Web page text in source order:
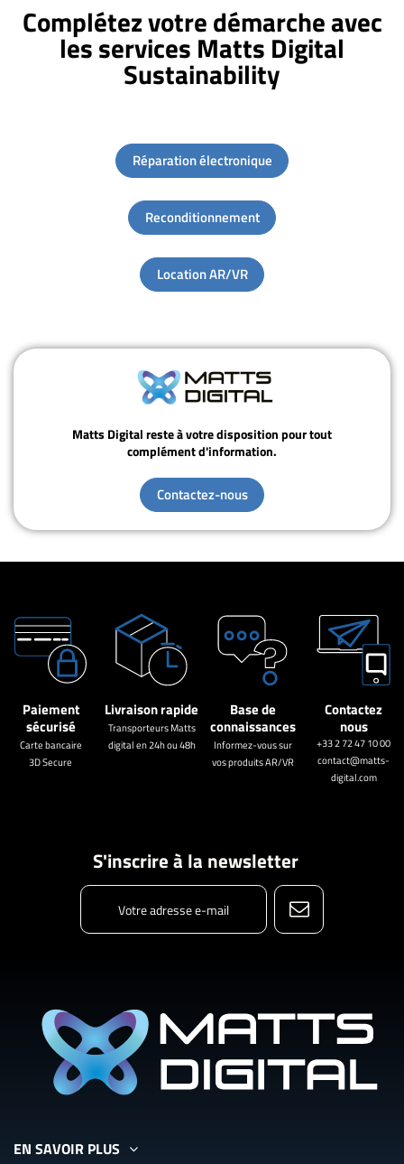
Complétez votre démarche avec
les services Matts Digital
Sustainability
Réparation électronique
Reconditionnement
Location AR/VR
Matts Digital reste à votre disposition pour tout
complément d'information.
Contactez-nous
Paiement
sécurisé
Carte bancaire
3D Secure
Livraison rapide
Transporteurs Matts
digital en 24h ou 48h
Base de
connaissances
Informez-vous sur
vos produits AR/VR
Contactez
nous
+33 2 72 47 10 00
contact@matts-
digital.com
S'inscrire à la newsletter
EN SAVOIR PLUS